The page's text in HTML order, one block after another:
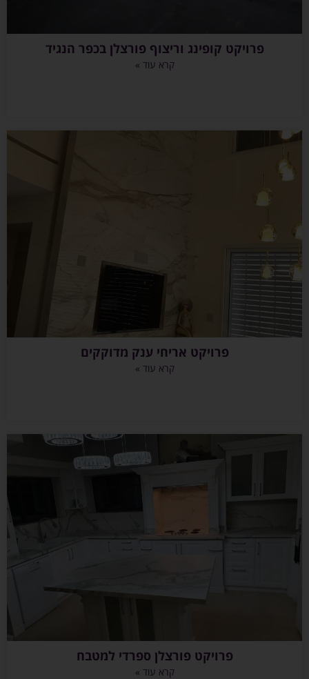
פרויקט קופינג וריצוף פורצלן בכפר הנגיד
קרא עוד »
פרויקט אריחי ענק מדוקקים
קרא עוד »
פרויקט פורצלן ספרדי למטבח
קרא עוד »